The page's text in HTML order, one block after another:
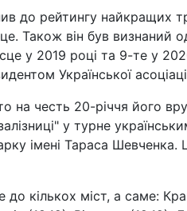
до рейтингу найкращих
Також він був визнаний
у 2019 році та 9-те у
Української
на честь 20-річчя його
у турне
імені Тараса
кількох міст, а саме: